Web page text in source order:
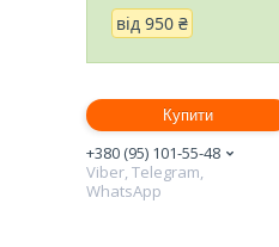
від 950 ₴
Купити
+380 (95) 101-55-48
Viber, Telegram,
WhatsApp